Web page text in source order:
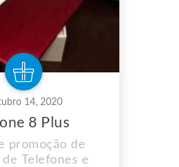
14, 2020
8 Plus
promoção de
de Telefones e